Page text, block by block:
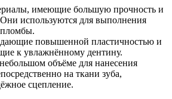
имеющие большую прочность и
используются для выполнения
повышенной пластичностью и
к увлажнённому дентину.
объёме для нанесения
на ткани зуба,
сцепление.